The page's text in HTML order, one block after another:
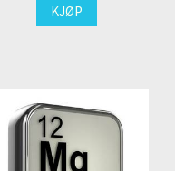
KJØP